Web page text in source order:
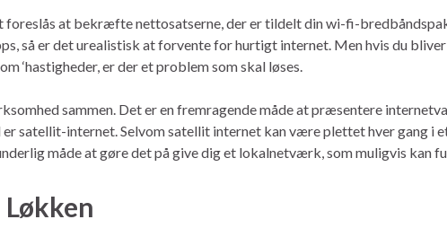
foreslås at bekræfte nettosatserne, der er tildelt din wi-fi-
så er det urealistisk at forvente for hurtigt internet. Men hvis du
‘hastigheder, er der et problem som skal løses.
sammen. Det er en fremragende måde at præsentere
er satellit-internet. Selvom satellit internet kan være plettet hver gang
måde at gøre det på give dig et lokalnetværk, som muligvis kan